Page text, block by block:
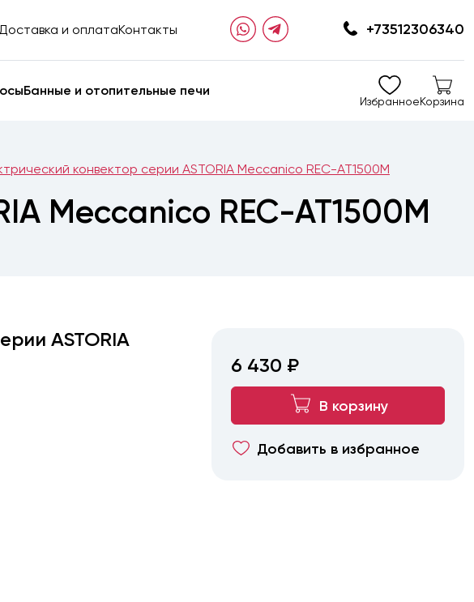
и оплатаКонтакты +73512306340
Банные и отопительные печи
ИзбранноеКорзина
конвектор серии ASTORIA Meccanico REC-AT1500M
Meccanico REC-AT1500M
ASTORIA
6 430 ₽
В корзину
Добавить в избранное